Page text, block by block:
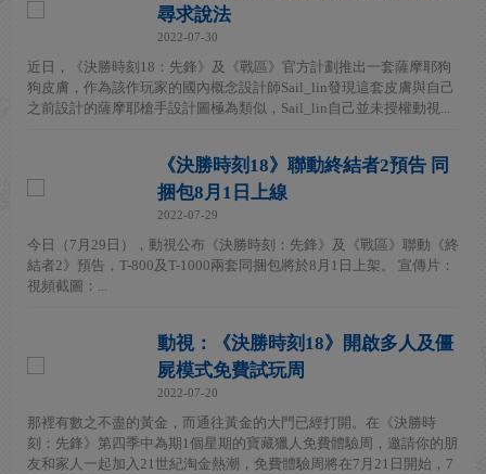
尋求說法
2022-07-30
近日，《決勝時刻18：先鋒》及《戰區》官方計劃推出一套薩摩耶狗
狗皮膚，作為該作玩家的國內概念設計師Sail_lin發現這套皮膚與自己
之前設計的薩摩耶槍手設計圖極為類似，Sail_lin自己並未授權動視...
《決勝時刻18》聯動終結者2預告 同
捆包8月1日上線
2022-07-29
今日（7月29日），動視公布《決勝時刻：先鋒》及《戰區》聯動《終
結者2》預告，T-800及T-1000兩套同捆包將於8月1日上架。 宣傳片：
視頻截圖：...
動視：《決勝時刻18》開啟多人及僵
屍模式免費試玩周
2022-07-20
那裡有數之不盡的黃金，而通往黃金的大門已經打開。在《決勝時
刻：先鋒》第四季中為期1個星期的寶藏獵人免費體驗周，邀請你的朋
友和家人一起加入21世紀淘金熱潮，免費體驗周將在7月21日開始，7